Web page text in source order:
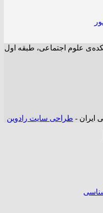
علوم اجتماعی، طبقه اول
ایران - طراحی سایت رادوین